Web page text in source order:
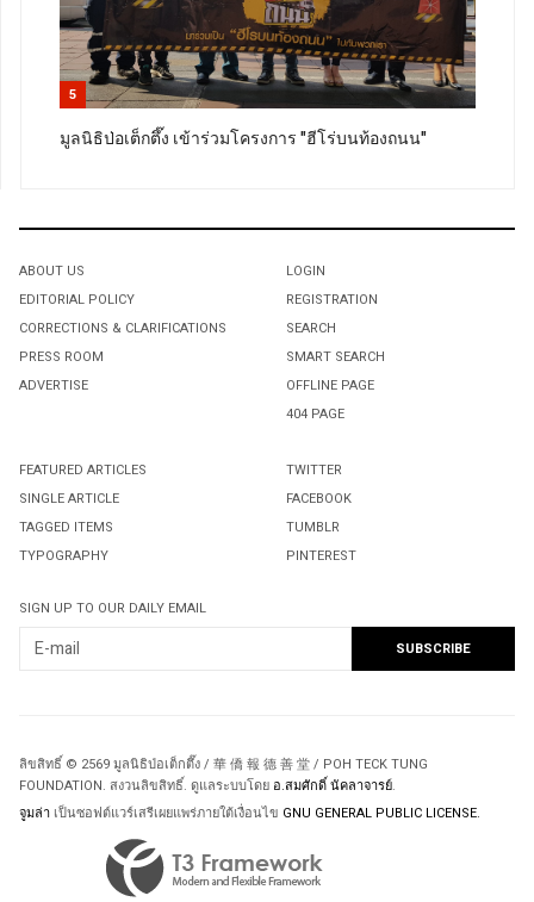
5
มูลนิธิป่อเต็กตึ๊ง เข้าร่วมโครงการ "ฮีโร่บนท้องถนน"
ABOUT US
EDITORIAL POLICY
CORRECTIONS & CLARIFICATIONS
PRESS ROOM
ADVERTISE
LOGIN
REGISTRATION
SEARCH
SMART SEARCH
OFFLINE PAGE
404 PAGE
FEATURED ARTICLES
SINGLE ARTICLE
TAGGED ITEMS
TYPOGRAPHY
TWITTER
FACEBOOK
TUMBLR
PINTEREST
SIGN UP TO OUR DAILY EMAIL
ลิขสิทธิ์ © 2569 มูลนิธิป่อเต็กตึ๊ง / 華 僑 報 德 善 堂 / POH TECK TUNG
FOUNDATION. สงวนลิขสิทธิ์. ดูแลระบบโดย อ.สมศักดิ์ นัคลาจารย์.
จูมล่า เป็นซอฟต์แวร์เสรีเผยแพร่ภายใต้เงื่อนไข GNU GENERAL PUBLIC LICENSE.